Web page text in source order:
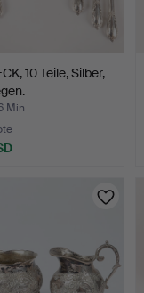
10 Teile, Silber,
Min